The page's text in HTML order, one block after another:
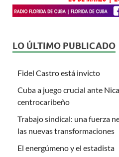
LO ÚLTIMO PUBLICADO
Fidel Castro está invicto
Cuba a juego crucial ante
centrocaribeño
Trabajo sindical: una fuerza
las nuevas transformaciones
El energúmeno y el estadista